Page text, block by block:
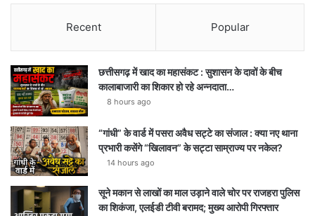
Recent Popular
छत्तीसगढ़ में खाद का महासंकट : सुशासन के दावों के बीच
कालाबाजारी का शिकार हो रहे अन्नदाता…
8 hours ago
“गांधी” के वार्ड में पसरा अवैध सट्टे का संजाल : क्या नए थाना
प्रभारी कसेंगे “खिलावन” के सट्टा साम्राज्य पर नकेल?
14 hours ago
सूने मकान से लाखों का माल उड़ाने वाले चोर पर राजहरा पुलिस
का शिकंजा, एलईडी टीवी बरामद; मुख्य आरोपी गिरफ्तार